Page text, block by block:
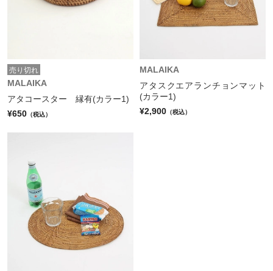
売り切れ
MALAIKA
アタコースター 縁有(カラー1)
¥650 （税込）
MALAIKA
アタスクエアランチョンマット
(カラー1)
¥2,900 （税込）